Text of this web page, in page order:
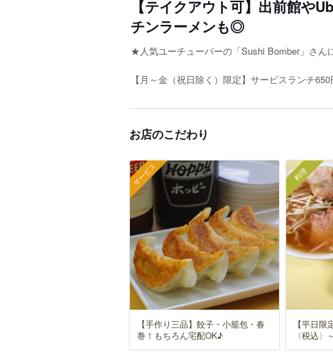
【テイクアウト可】出前館や
チンラーメンも◎
★人気ユーチューバーの「Sushi Bomber」さん
【月～金（祝日除く）限定】サービスランチ650
お店のこだわり
サービス
【手作り三品】餃子・小籠包・春
巻！もちろん宅配OK♪
料理
【平日
〈税込〉